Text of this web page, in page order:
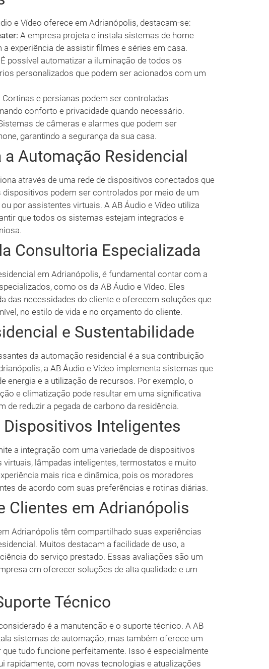
e Vídeo oferece em Adrianópolis, destacam-se:
A empresa projeta e instala sistemas de home
experiência de assistir filmes e séries em casa.
É possível automatizar a iluminação de todos os
personalizados que podem ser acionados com um
Cortinas e persianas podem ser controladas
conforto e privacidade quando necessário.
de câmeras e alarmes que podem ser
garantindo a segurança da sua casa.
Automação Residencial
através de uma rede de dispositivos conectados que
podem ser controlados por meio de um
por assistentes virtuais. A AB Áudio e Vídeo utiliza
que todos os sistemas estejam integrados e
Consultoria Especializada
em Adrianópolis, é fundamental contar com a
como os da AB Áudio e Vídeo. Eles
das necessidades do cliente e oferecem soluções que
no estilo de vida e no orçamento do cliente.
e Sustentabilidade
da automação residencial é a sua contribuição
a AB Áudio e Vídeo implementa sistemas que
energia e a utilização de recursos. Por exemplo, o
e climatização pode resultar em uma significativa
de reduzir a pegada de carbono da residência.
Inteligentes
a integração com uma variedade de dispositivos
lâmpadas inteligentes, termostatos e muito
mais rica e dinâmica, pois os moradores
de acordo com suas preferências e rotinas diárias.
Clientes em Adrianópolis
Adrianópolis têm compartilhado suas experiências
Muitos destacam a facilidade de uso, a
do serviço prestado. Essas avaliações são um
em oferecer soluções de alta qualidade e um
Técnico
é a manutenção e o suporte técnico. A AB
sistemas de automação, mas também oferece um
tudo funcione perfeitamente. Isso é especialmente
rapidamente, com novas tecnologias e atualizações